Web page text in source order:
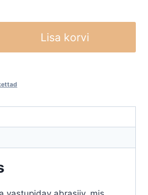
Lisa korvi